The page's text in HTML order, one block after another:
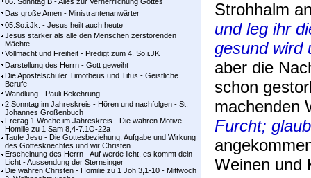
Das große Amen - Ministrantenanwärter
05.So.i.Jk. - Jesus heilt auch heute
Jesus stärker als alle den Menschen zerstörenden
Mächte
Vollmacht und Freiheit - Predigt zum 4. So.i.JK
Darstellung des Herrn - Gott geweiht
Die Apostelschüler Timotheus und Titus - Geistliche
Berufe
Wandlung - Pauli Bekehrung
2.Sonntag im Jahreskreis - Hören und nachfolgen - St.
Johannes Großenbuch
Freitag 1.Woche im Jahreskreis - Die wahren Motive -
Homilie zu 1 Sam 8,4-7.1O-22a
Taufe Jesu - Die Gottesbeziehung, Aufgabe und Wirkung
des Gottesknechtes und wir Christen
Erscheinung des Herrn - Auf werde licht, es kommt dein
Licht - Aussendung der Sternsinger
Die wahren Christen - Homilie zu 1 Joh 3,1-10 - Mittwoch
Strohhalm
und leg ihr
gesund wird
aber die
schon
machenden
Furcht;
Weinen und